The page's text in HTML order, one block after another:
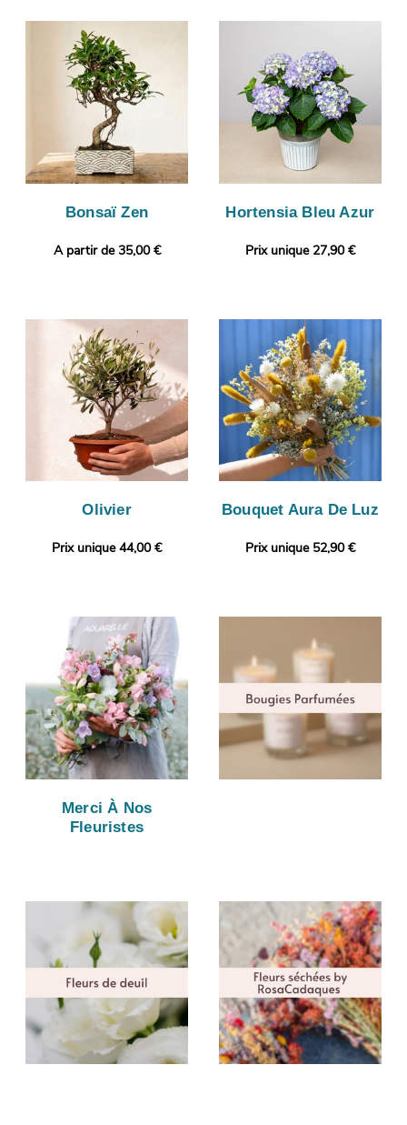
Bonsaï Zen
A partir de 35,00 €
Hortensia Bleu Azur
Prix unique 27,90 €
Olivier
Prix unique 44,00 €
Bouquet Aura De Luz
Prix unique 52,90 €
Merci À Nos
Fleuristes